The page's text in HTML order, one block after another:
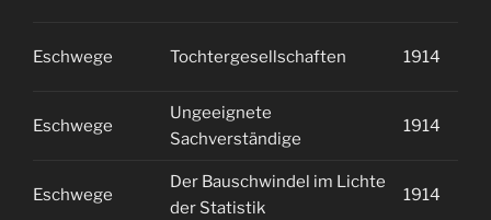
Eschwege Tochtergesellschaften 1914
Eschwege
Ungeeignete
Sachverständige
1914
Eschwege
Der Bauschwindel im Lichte
der Statistik
1914